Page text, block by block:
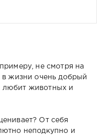
не смотря на
жизни очень добрый
любит животных и
От себя
неподкупно и